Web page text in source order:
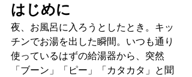
はじめに
夜、お風呂に入ろうとしたとき。キッ
チンでお湯を出した瞬間。いつも通り
使っているはずの給湯器から、突然
「ブーン」「ピー」「カタカタ」と聞